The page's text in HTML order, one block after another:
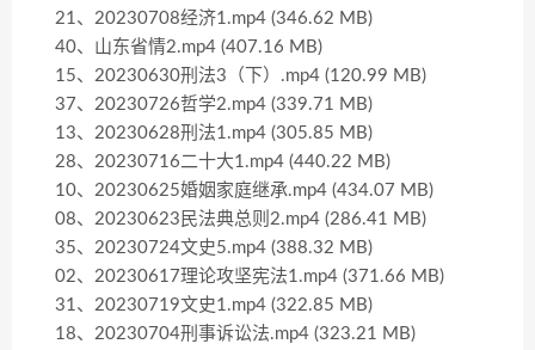
21、20230708经济1.mp4 (346.62 MB)
40、山东省情2.mp4 (407.16 MB)
15、20230630刑法3（下）.mp4 (120.99 MB)
37、20230726哲学2.mp4 (339.71 MB)
13、20230628刑法1.mp4 (305.85 MB)
28、20230716二十大1.mp4 (440.22 MB)
10、20230625婚姻家庭继承.mp4 (434.07 MB)
08、20230623民法典总则2.mp4 (286.41 MB)
35、20230724文史5.mp4 (388.32 MB)
02、20230617理论攻坚宪法1.mp4 (371.66 MB)
31、20230719文史1.mp4 (322.85 MB)
18、20230704刑事诉讼法.mp4 (323.21 MB)